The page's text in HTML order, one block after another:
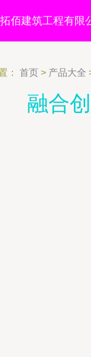
佰建筑工程有限
： 首页 > 产品大全
融合